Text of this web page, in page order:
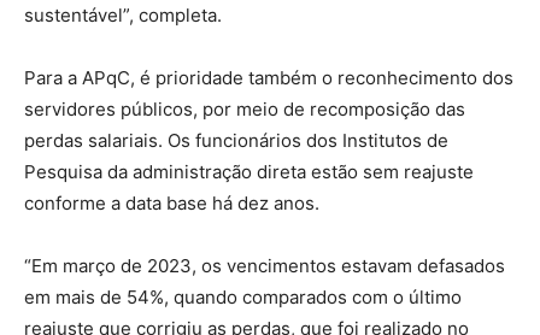
sustentável”, completa.
Para a APqC, é prioridade também o reconhecimento dos
servidores públicos, por meio de recomposição das
perdas salariais. Os funcionários dos Institutos de
Pesquisa da administração direta estão sem reajuste
conforme a data base há dez anos.
“Em março de 2023, os vencimentos estavam defasados
em mais de 54%, quando comparados com o último
reajuste que corrigiu as perdas, que foi realizado no